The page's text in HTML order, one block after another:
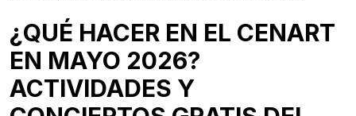
¿QUÉ HACER EN EL CENART
EN MAYO 2026?
ACTIVIDADES Y